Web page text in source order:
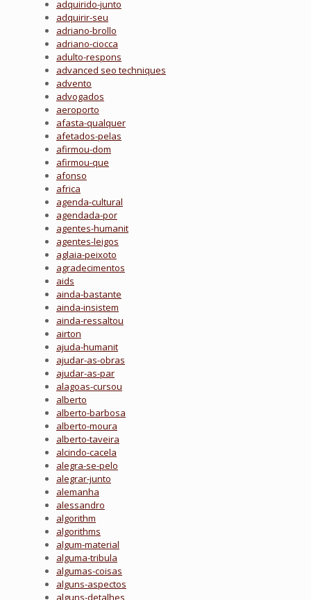
adquirido-junto
adquirir-seu
adriano-brollo
adriano-ciocca
adulto-respons
advanced seo techniques
advento
advogados
aeroporto
afasta-qualquer
afetados-pelas
afirmou-dom
afirmou-que
afonso
africa
agenda-cultural
agendada-por
agentes-humanit
agentes-leigos
aglaia-peixoto
agradecimentos
aids
ainda-bastante
ainda-insistem
ainda-ressaltou
airton
ajuda-humanit
ajudar-as-obras
ajudar-as-par
alagoas-cursou
alberto
alberto-barbosa
alberto-moura
alberto-taveira
alcindo-cacela
alegra-se-pelo
alegrar-junto
alemanha
alessandro
algorithm
algorithms
algum-material
alguma-tribula
algumas-coisas
alguns-aspectos
alguns-detalhes